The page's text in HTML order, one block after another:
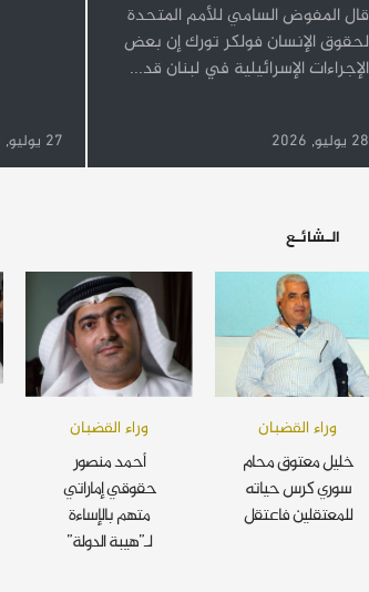
قال المفوض السامي للأمم المتحدة
لحقوق الإنسان فولكر تورك إن بعض
الإجراءات الإسرائيلية في لبنان قد...
28 يوليو, 2026 27 يوليو, 2026
الـشائـع
وراء القضبان
خليل معتوق محام
سوري كرس حياته
للمعتقلين فاعتقل
وراء القضبان
أحمد منصور
حقوقي إماراتي
متهم بالإساءة
لـ”هيبة الدولة”